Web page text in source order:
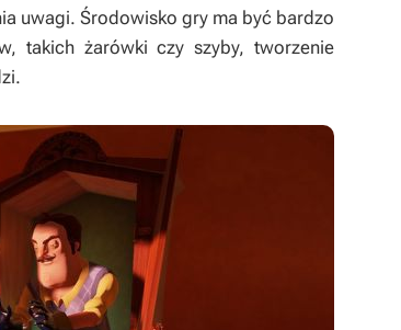
uwagi. Środowisko gry ma być bardzo
takich żarówki czy szyby, tworzenie